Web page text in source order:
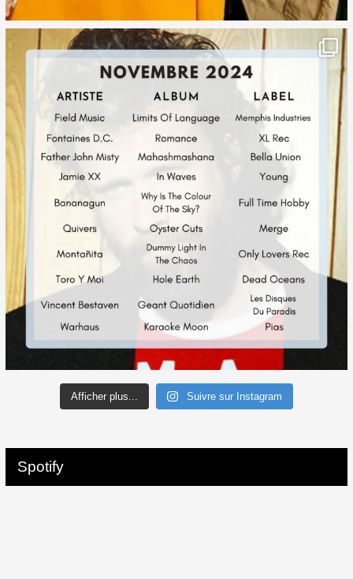
Afficher plus... Suivre sur Instagram
Spotify